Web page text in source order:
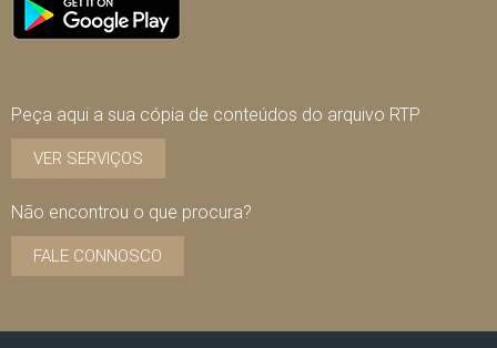
Peça aqui a sua cópia de conteúdos do arquivo RTP
VER SERVIÇOS
Não encontrou o que procura?
FALE CONNOSCO